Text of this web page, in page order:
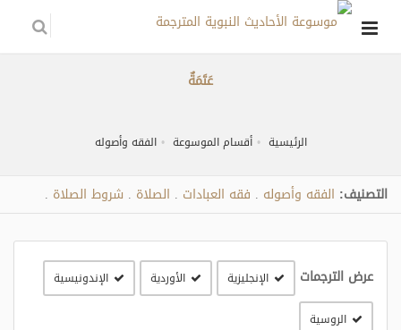
عَتَمَةٌ
الرئيسية أقسام الموسوعة الفقه وأصوله
التصنيف: الفقه وأصوله فقه العبادات الصلاة شروط الصلاة
عرض الترجمات الإنجليزية الأوردية الإندونيسية
الروسية